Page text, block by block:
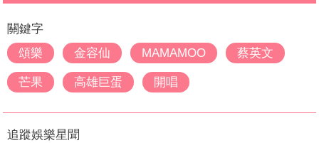
關鍵字
頌樂
金容仙 MAMAMOO 蔡英文
芒果 高雄巨蛋 開唱
追蹤娛樂星聞